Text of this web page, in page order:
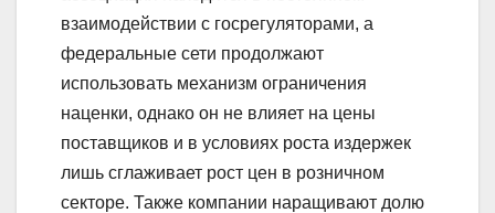
взаимодействии с госрегуляторами, а
федеральные сети продолжают
использовать механизм ограничения
наценки, однако он не влияет на цены
поставщиков и в условиях роста издержек
лишь сглаживает рост цен в розничном
секторе. Также компании наращивают долю